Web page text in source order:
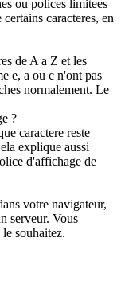
ou polices limitees
caracteres, en
de A a Z et les
e, a ou c n'ont pas
normalement. Le
?
caractere reste
explique aussi
d'affichage de
votre navigateur,
serveur. Vous
souhaitez.